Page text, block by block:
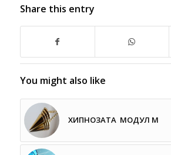
Share this entry
You might also like
ХИПНОЗАTA МОДУЛ M